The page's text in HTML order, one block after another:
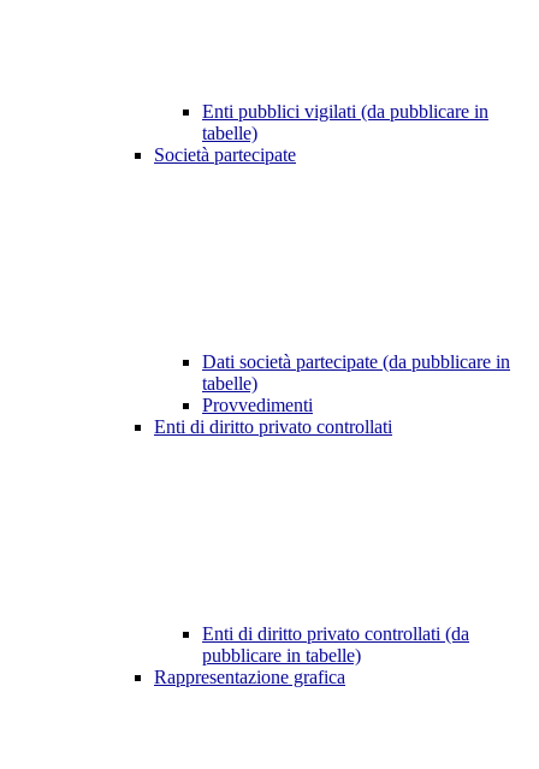
Enti pubblici vigilati (da pubblicare in
tabelle)
Società partecipate
Dati società partecipate (da pubblicare in
tabelle)
Provvedimenti
Enti di diritto privato controllati
Enti di diritto privato controllati (da
pubblicare in tabelle)
Rappresentazione grafica